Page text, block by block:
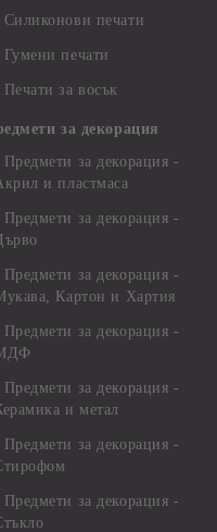
Силиконови печати
Гумени печати
Печати за восък
за декорация
Предмети за декорация -
и пластмаса
Предмети за декорация -
Предмети за декорация -
Картон и Хартия
Предмети за декорация -
Предмети за декорация -
и метал
Предмети за декорация -
Предмети за декорация -